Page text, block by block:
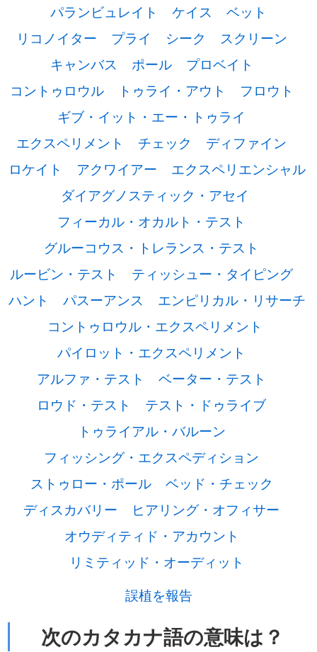
パランビュレイト
ケイス
ベット
リコノイター
プライ シーク
スクリーン
キャンバス
ポール
プロベイト
コントゥロウル
トゥライ・アウト
フロウト
ギブ・イット・エー・トゥライ
エクスペリメント
チェック
ディファイン
ロケイト
アクワイアー
エクスペリエンシャル
ダイアグノスティック・アセイ
フィーカル・オカルト・テスト
グルーコウス・トレランス・テスト
ルービン・テスト
ティッシュー・タイピング
ハント
パスーアンス
エンピリカル・リサーチ
コントゥロウル・エクスペリメント
パイロット・エクスペリメント
アルファ・テスト
ベーター・テスト
ロウド・テスト
テスト・ドゥライブ
トゥライアル・バルーン
フィッシング・エクスペディション
ストゥロー・ポール
ベッド・チェック
ディスカバリー
ヒアリング・オフィサー
オウディティド・アカウント
リミティッド・オーディット
誤植を報告
次のカタカナ語の意味は？